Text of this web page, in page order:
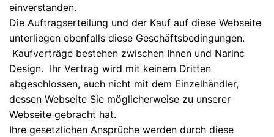
einverstanden.
Die Auftragserteilung und der Kauf auf diese Webseite
unterliegen ebenfalls diese Geschäftsbedingungen.
Kaufverträge bestehen zwischen Ihnen und Narinc
Design. Ihr Vertrag wird mit keinem Dritten
abgeschlossen, auch nicht mit dem Einzelhändler,
dessen Webseite Sie möglicherweise zu unserer
Webseite gebracht hat.
Ihre gesetzlichen Ansprüche werden durch diese